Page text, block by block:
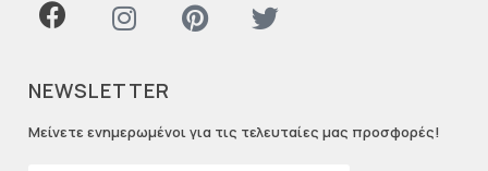
NEWSLETTER
Μείνετε ενημερωμένοι για τις τελευταίες μας προσφορές!